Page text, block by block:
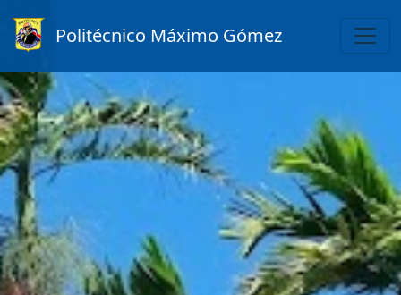
Politécnico Máximo Gómez